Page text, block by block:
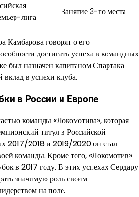
лига
Занятие 3-го места
Камбарова говорят о его
достигать успеха в командных
был назначен капитаном Спартака
в успехи клуба.
в России и Европе
команды «Локомотива», которая
титул в Российской
2017/2018 и 2019/2020 он стал
команды. Кроме того, «Локомотив»
в 2017 году. В этих успехах Сердару
значимую роль своим
на поле.